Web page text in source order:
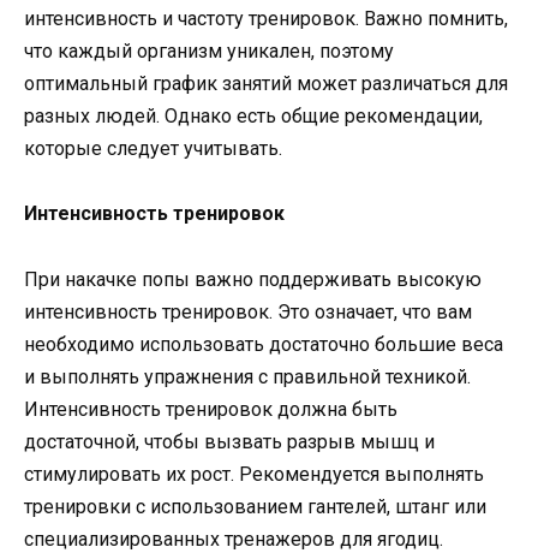
интенсивность и частоту тренировок. Важно помнить,
что каждый организм уникален, поэтому
оптимальный график занятий может различаться для
разных людей. Однако есть общие рекомендации,
которые следует учитывать.
Интенсивность тренировок
При накачке попы важно поддерживать высокую
интенсивность тренировок. Это означает, что вам
необходимо использовать достаточно большие веса
и выполнять упражнения с правильной техникой.
Интенсивность тренировок должна быть
достаточной, чтобы вызвать разрыв мышц и
стимулировать их рост. Рекомендуется выполнять
тренировки с использованием гантелей, штанг или
специализированных тренажеров для ягодиц.